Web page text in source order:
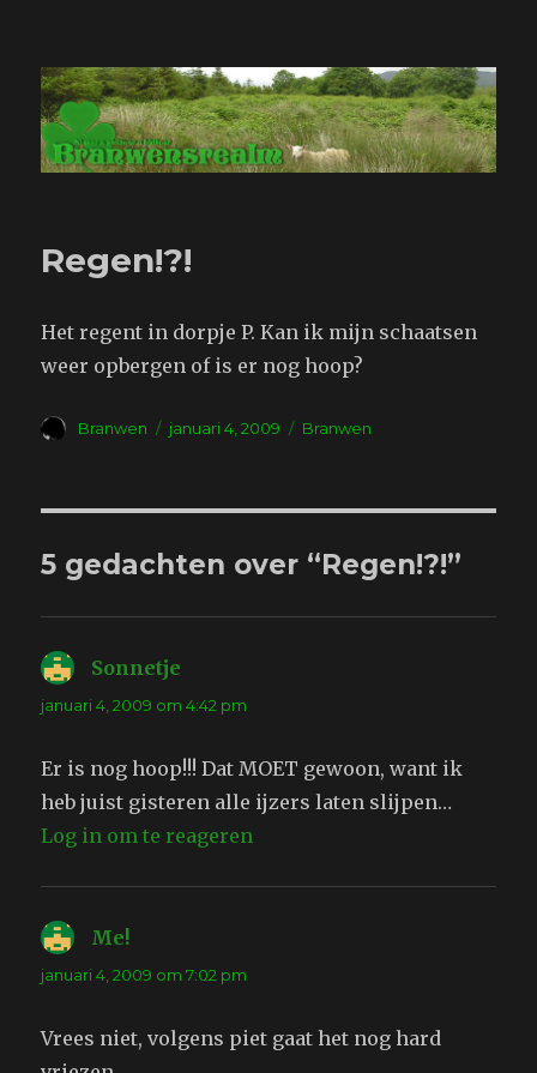
Branwensrealm.com
Regen!?!
Het regent in dorpje P. Kan ik mijn schaatsen
weer opbergen of is er nog hoop?
Auteur
Branwen
Geplaatst
januari 4, 2009 Tags
Branwen
5 gedachten over “Regen!?!”
Sonnetje
januari 4, 2009 om 4:42 pm
Er is nog hoop!!! Dat MOET gewoon, want ik
heb juist gisteren alle ijzers laten slijpen…
Log in om te reageren
Me!
januari 4, 2009 om 7:02 pm
Vrees niet, volgens piet gaat het nog hard